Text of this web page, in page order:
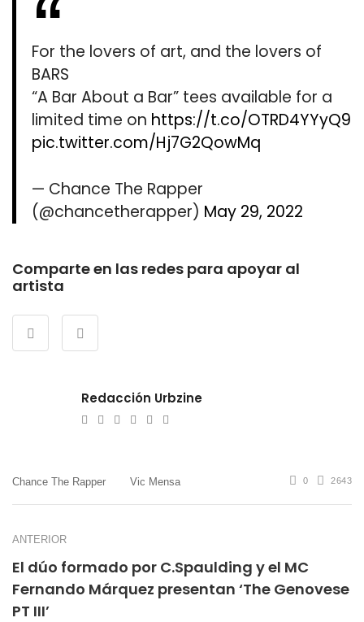
For the lovers of art, and the lovers of
BARS
“A Bar About a Bar” tees available for a
limited time on https://t.co/OTRD4YYyQ9
pic.twitter.com/Hj7G2QowMq
— Chance The Rapper
(@chancetherapper) May 29, 2022
Comparte en las redes para apoyar al
artista
Redacción Urbzine
WebsiteTwitterFacebook
Youtube
Chance The Rapper Vic Mensa 0 2643
ANTERIOR
El dúo formado por C.Spaulding y el MC
Fernando Márquez presentan ‘The Genovese
PT III’